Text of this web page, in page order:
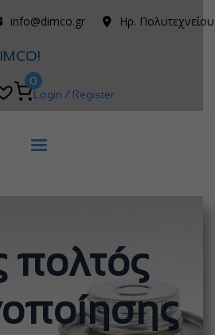
info@dimco.gr Ηρ.
στην DIMCO!
0
Login / Register
πολτός